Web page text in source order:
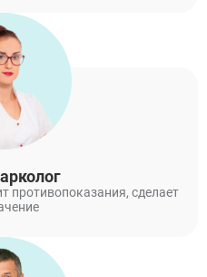
противопоказания, сделает